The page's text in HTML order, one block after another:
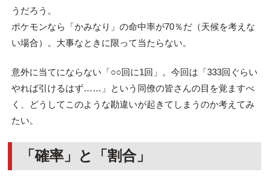
うだろう。
ポケモンなら「かみなり」の命中率が70％だ（天候を考えな
い場合）。大事なときに限って当たらない。
意外に当てにならない「○○回に1回」。今回は「333回ぐらい
やれば引けるはず……」という同僚の皆さんの目を覚ますべ
く、どうしてこのような勘違いが起きてしまうのか考えてみ
たい。
「確率」と「割合」